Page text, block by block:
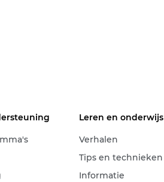
Leren en onderwijs
Verhalen
Tips en technieken
Informatie